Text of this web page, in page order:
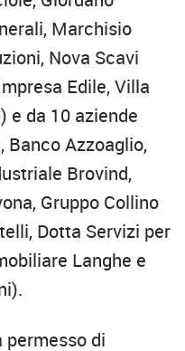
Marchisio
Nova Scavi
Edile, Villa
e da 10 aziende
Banco Azzoaglio,
Brovind,
Gruppo Collino
Dotta Servizi per
Langhe e
permesso di